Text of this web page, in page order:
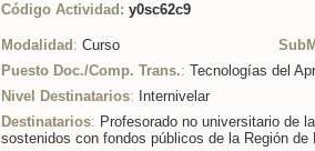
Código Actividad: y0sc62c9
Modalidad : Curso
Puesto Doc./Comp. Trans.: Tecnologías del
Nivel Destinatarios: Internivelar
Destinatarios: Profesorado no universitario de
sostenidos con fondos públicos de la Región